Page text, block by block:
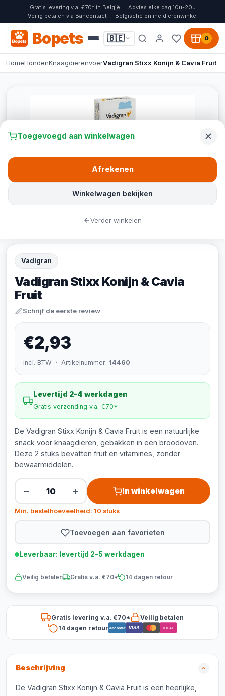
Gratis levering v.a. €70* in België
Advies elke dag 10u-20u
Veilig betalen via Bancontact
Belgische online dierenwinkel
Bopets 🇧🇪 0
HomeHondenKnaagdierenvoerVadigran Stixx Konijn & Cavia Fruit
Vadigran
Vadigran Stixx Konijn & Cavia
Fruit
Schrijf de eerste review
€2,93
incl. BTW · Artikelnummer: 14460
Levertijd 2-4 werkdagen
Gratis verzending v.a. €70*
De Vadigran Stixx Konijn & Cavia Fruit is een natuurlijke
snack voor knaagdieren, gebakken in een broodoven.
Deze 2 stuks bevatten fruit en vitamines, zonder
bewaarmiddelen.
− + In winkelwagen
Min. bestelhoeveelheid: 10 stuks
Toevoegen aan favorieten
Leverbaar: levertijd 2-5 werkdagen
Veilig betalen Gratis v.a. €70* 14 dagen retour
Gratis levering v.a. €70*
Veilig betalen
14 dagen retourBancontact VISA iDEAL
Beschrijving
De Vadigran Stixx Konijn & Cavia Fruit is een heerlijke,
Toegevoegd aan winkelwagen
Winkelwagen bekijken
Afrekenen
Verder winkelen